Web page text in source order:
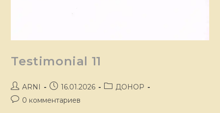
Testimonial 11
ARNI 16.01.2026
ДОНОР
0 комментариев